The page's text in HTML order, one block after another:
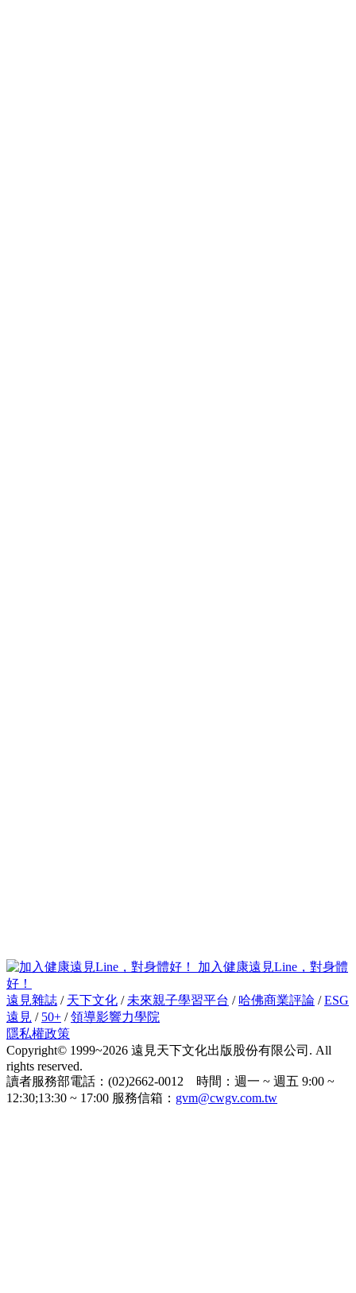
加入健康遠見Line，對身體
好！
遠見雜誌 / 天下文化 / 未來親子學習平台 / 哈佛商業評論 /ESG
遠見 / 50+ /領導影響力學院
隱私權政策
Copyright© 1999~2026 遠見天下文化出版股份有限公司. All
rights reserved.
讀者服務部電話：(02)2662-0012 時間：週一 ~ 週五 9:00 ~
12:30;13:30 ~ 17:00 服務信箱： gvm@cwgv.com.tw